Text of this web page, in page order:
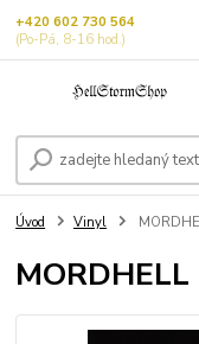
+420 602 730 564
(Po-Pá, 8-16 hod.)
Úvod Vinyl